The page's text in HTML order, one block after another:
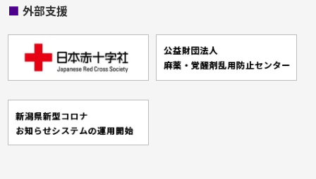
■ 外部支援